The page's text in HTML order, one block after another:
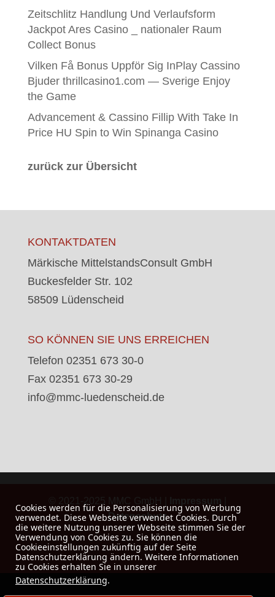
Zeitschlitz Handlung Und Verlaufsform
Jackpot Ares Casino _ nationaler Raum
Collect Bonus
Vilken Få Bonus Uppför Sig InPlay Cassino
Bjuder thrillcasino1.com — Sverige Enjoy
the Game
Advancement & Cassino Fillip With Take In
Price HU Spin to Win Spinanga Casino
zurück zur Übersicht
KONTAKTDATEN
Märkische MittelstandsConsult GmbH
Buckesfelder Str. 102
58509 Lüdenscheid
SO KÖNNEN SIE UNS ERREICHEN
Telefon 02351 673 30-0
Fax 02351 673 30-29
info@mmc-luedenscheid.de
Datenschutz
Cookies werden für die Personalisierung von Werbung
verwendet. Diese Webseite verwendet Cookies. Durch
die weitere Nutzung unserer Webseite stimmen Sie der
Verwendung von Cookies zu. Sie können die
Cookieeinstellungen zukünftig auf der Seite
Datenschutzerklärung ändern. Weitere Informationen
zu Cookies erhalten Sie in unserer
Datenschutzerklärung.